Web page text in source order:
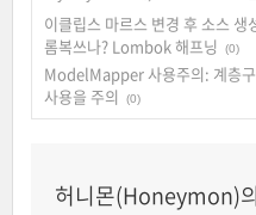
이클립스 마르스 변경 후 소스 생
롬복쓰나? Lombok 해프닝
(0)
ModelMapper 사용주의: 계층
사용을 주의
(0)
허니몬(Honeymon)